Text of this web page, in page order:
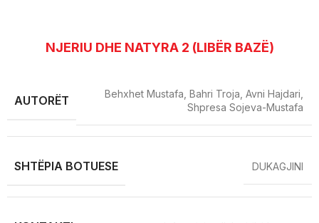
NJERIU DHE NATYRA 2 (LIBËR BAZË)
AUTORËT
Behxhet Mustafa, Bahri Troja, Avni Hajdari,
Shpresa Sojeva-Mustafa
SHTËPIA BOTUESE DUKAGJINI